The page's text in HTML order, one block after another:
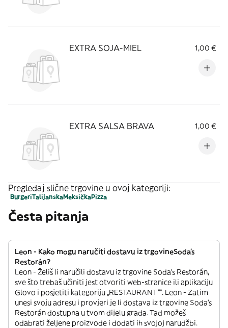
EXTRA SOJA-MIEL 1,00 €
EXTRA SALSA BRAVA 1,00 €
Pregledaj slične trgovine u ovoj kategoriji:
BurgeriTalijanskaMeksičkaPizza
Česta pitanja
Leon - Kako mogu naručiti dostavu iz trgovineSoda's
Restorán?
Leon - Želiš li naručili dostavu iz trgovine Soda's Restorán,
sve što trebaš učiniti jest otvoriti web-stranice ili aplikaciju
Glovo i posjetiti kategoriju „RESTAURANT”“. Leon - Zatim
unesi svoju adresu i provjeri je li dostava iz trgovine Soda's
Restorán dostupna u tvom dijelu grada. Tad možeš
odabrati željene proizvode i dodati ih svojoj narudžbi.